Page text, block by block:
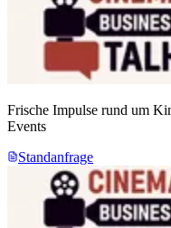
Frische Impulse rund um
Events
Standanfrage